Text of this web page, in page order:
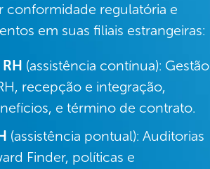
conformidade regulatória e
em suas filiais estrangeiras:
(assistência contínua): Gestão
recepção e integração,
e término de contrato.
(assistência pontual): Auditorias
Finder, políticas e